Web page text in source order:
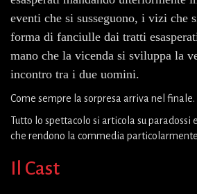
eventi che si susseguono, i vizi che
forma di fanciulle dai tratti
mano che la vicenda si sviluppa la
incontro tra i due uomini.
Come sempre la sorpresa arriva nel finale.
Tutto lo spettacolo si articola su
che rendono la commedia
Il Cast